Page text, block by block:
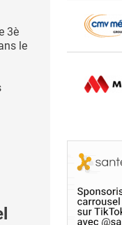
3è
le